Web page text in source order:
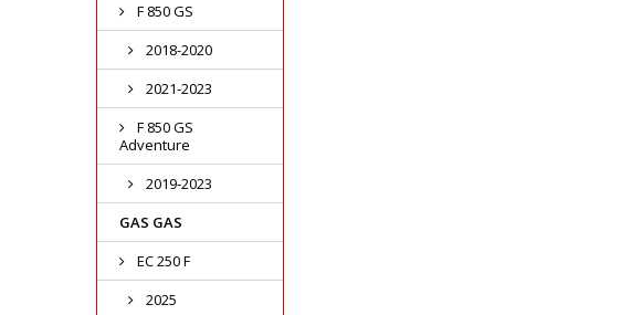
F 850 GS
2018-2020
2021-2023
F 850 GS
Adventure
2019-2023
GAS GAS
EC 250 F
2025